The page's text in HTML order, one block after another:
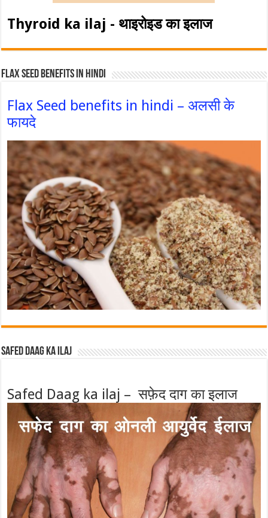
Thyroid ka ilaj - थाइरोइड का इलाज
Flax Seed Benefits in hindi
Flax Seed benefits in hindi – अलसी के
फायदे
Safed Daag ka ilaj
Safed Daag ka ilaj – सफ़ेद दाग का इलाज